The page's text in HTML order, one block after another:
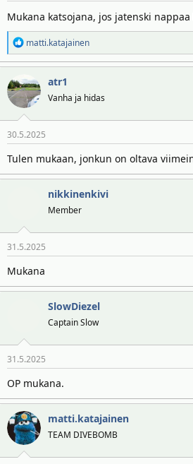
Mukana katsojana, jos jatenski
R
e
a
k
t
i
o
t
matti.katajainen
atr1
Vanha ja hidas
30.5.2025
Tulen mukaan, jonkun on oltava
nikkinenkivi
Member
31.5.2025
Mukana
SlowDiezel
Captain Slow
31.5.2025
OP mukana.
matti.katajainen
TEAM DIVEBOMB